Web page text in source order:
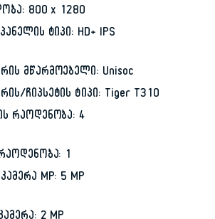
800 x 1280
ტიპი: HD+ IPS
მწარმოებელი: Unisoc
ჩიპსეტის ტიპი: Tiger T310
რაოდენობა: 4
1
MP: 5 MP